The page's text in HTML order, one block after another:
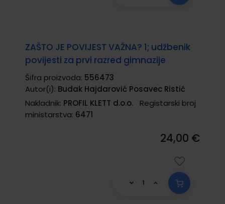
ZAŠTO JE POVIJEST VAŽNA? 1; udžbenik
povijesti za prvi razred gimnazije
Šifra proizvoda: 556473
Autor(i): Budak Hajdarović Posavec Ristić
Nakladnik: PROFIL KLETT d.o.o.
Registarski broj
ministarstva: 6471
24,00 €